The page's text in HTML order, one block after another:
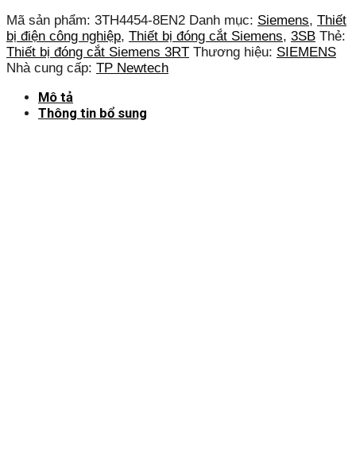
Mã sản phẩm: 3TH4454-8EN2 Danh mục: Siemens, Thiết
bị điện công nghiệp, Thiết bị đóng cắt Siemens, 3SB Thẻ:
Thiết bị đóng cắt Siemens 3RT Thương hiệu: SIEMENS
Nhà cung cấp: TP Newtech
Mô tả
Thông tin bổ sung